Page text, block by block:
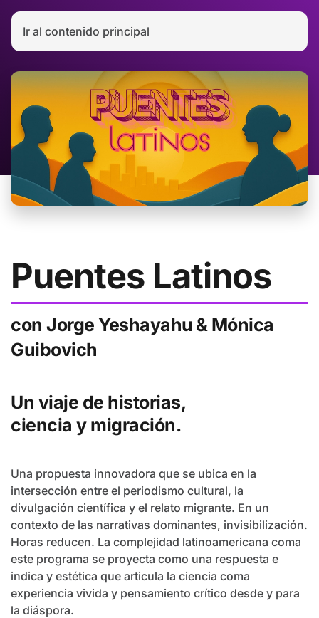
Ir al contenido principal
Puentes Latinos
con Jorge Yeshayahu & Mónica
Guibovich
Un viaje de historias,
ciencia y migración.
Una propuesta innovadora que se ubica en la
intersección entre el periodismo cultural, la
divulgación científica y el relato migrante. En un
contexto de las narrativas dominantes, invisibilización.
Horas reducen. La complejidad latinoamericana coma
este programa se proyecta como una respuesta e
indica y estética que articula la ciencia coma
experiencia vivida y pensamiento crítico desde y para
la diáspora.